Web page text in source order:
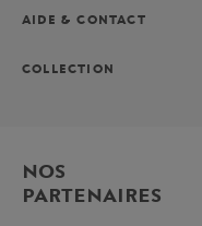
AIDE & CONTACT
COLLECTION
NOS
PARTENAIRES